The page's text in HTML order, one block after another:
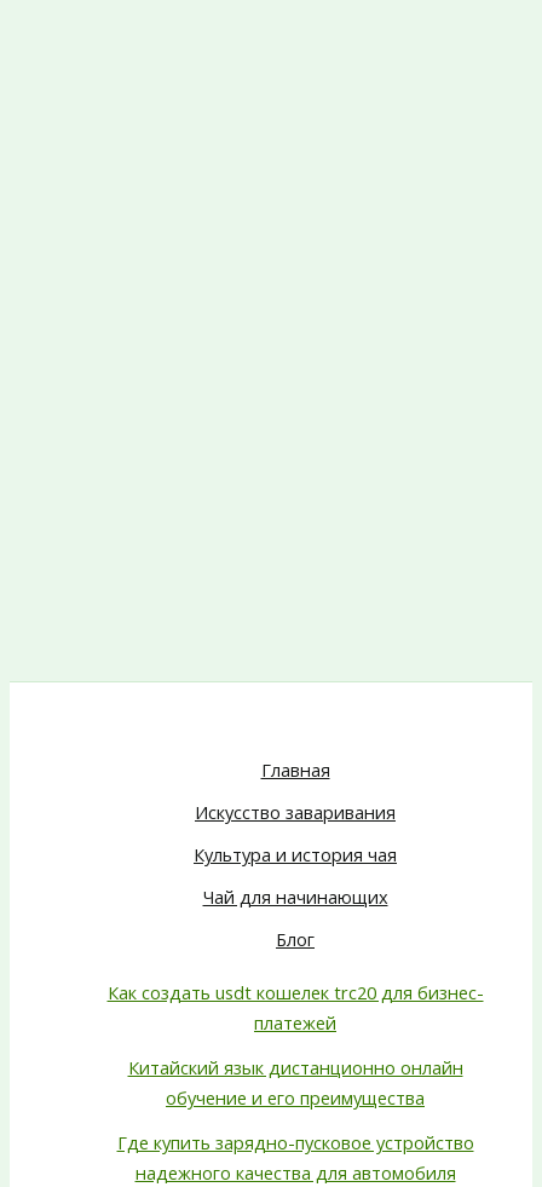
Главная
Искусство заваривания
Культура и история чая
Чай для начинающих
Блог
Как создать usdt кошелек trc20 для бизнес-
платежей
Китайский язык дистанционно онлайн
обучение и его преимущества
Где купить зарядно-пусковое устройство
надежного качества для автомобиля